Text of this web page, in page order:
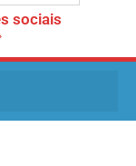
sociais